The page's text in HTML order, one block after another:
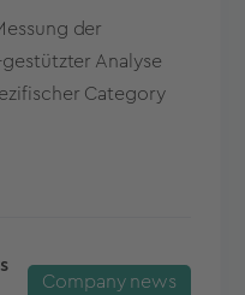
der
Analyse
Category
Company news